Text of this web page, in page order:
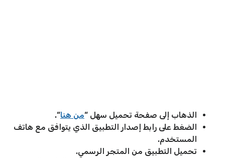
الذهاب إلى صفحة تحميل سهل “من هنا“.
الضغط على رابط إصدار التطبيق الذي يتوافق مع هاتف
المستخدم.
تحميل التطبيق من المتجر الرسمي.